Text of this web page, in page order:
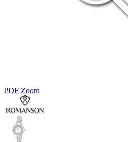
PDF Zoom